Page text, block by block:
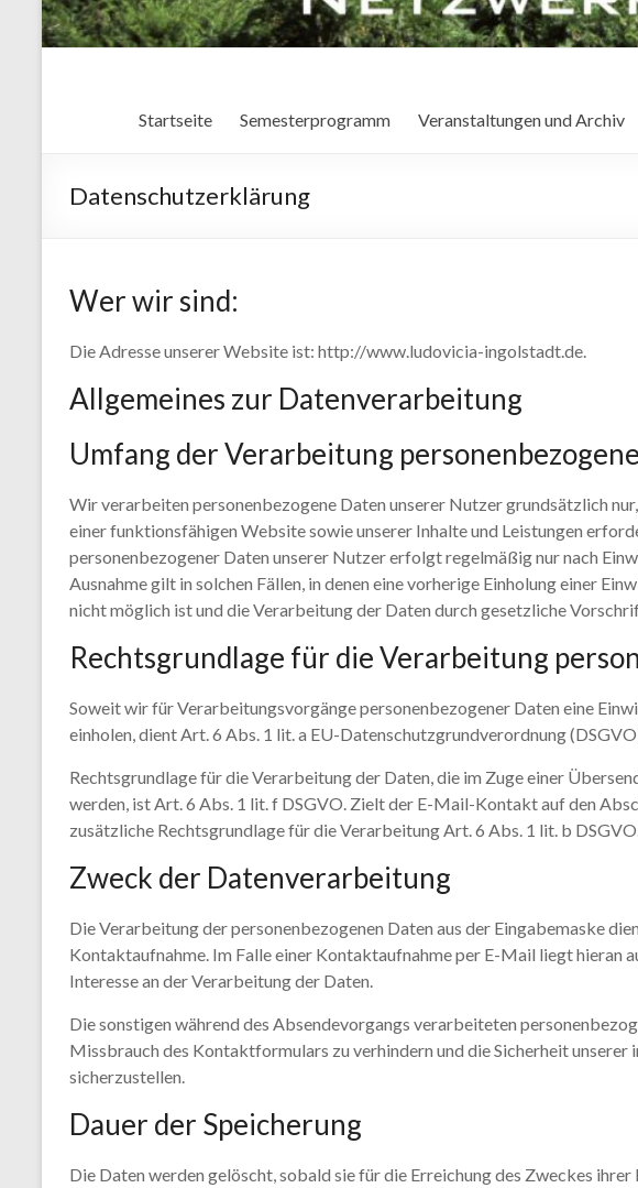
Startseite Semesterprogramm Veranstaltungen und Archiv
Datenschutzerklärung
Wer wir sind:
Die Adresse unserer Website ist: http://www.ludovicia-ingolstadt.de.
Allgemeines zur Datenverarbeitung
Umfang der Verarbeitung
Wir verarbeiten personenbezogene Daten unserer Nutzer grundsätzlich
einer funktionsfähigen Website sowie unserer Inhalte und Leistungen
personenbezogener Daten unserer Nutzer erfolgt regelmäßig nur nach
Ausnahme gilt in solchen Fällen, in denen eine vorherige Einholung einer
nicht möglich ist und die Verarbeitung der Daten durch gesetzliche
Rechtsgrundlage für die Verarbeitung
Soweit wir für Verarbeitungsvorgänge personenbezogener Daten eine
einholen, dient Art. 6 Abs. 1 lit. a EU-Datenschutzgrundverordnung
Rechtsgrundlage für die Verarbeitung der Daten, die im Zuge einer
werden, ist Art. 6 Abs. 1 lit. f DSGVO. Zielt der E-Mail-Kontakt auf den
zusätzliche Rechtsgrundlage für die Verarbeitung Art. 6 Abs. 1 lit. b DSGVO.
Zweck der Datenverarbeitung
Die Verarbeitung der personenbezogenen Daten aus der Eingabemaske
Kontaktaufnahme. Im Falle einer Kontaktaufnahme per E-Mail liegt hieran
Interesse an der Verarbeitung der Daten.
Die sonstigen während des Absendevorgangs verarbeiteten
Missbrauch des Kontaktformulars zu verhindern und die Sicherheit unserer
sicherzustellen.
Dauer der Speicherung
Die Daten werden gelöscht, sobald sie für die Erreichung des Zweckes